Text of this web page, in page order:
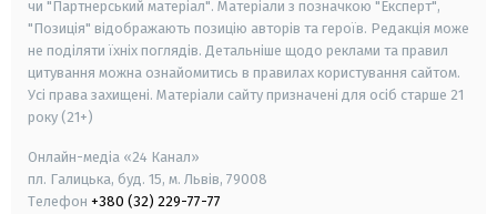
чи "Партнерський матеріал". Матеріали з позначкою "Експерт",
"Позиція" відображають позицію авторів та героїв. Редакція може
не поділяти їхніх поглядів. Детальніше щодо реклами та правил
цитування можна ознайомитись в правилах користування сайтом.
Усі права захищені. Матеріали сайту призначені для осіб старше 21
року (21+)
Онлайн-медіа «24 Канал»
пл. Галицька, буд. 15, м. Львів, 79008
Телефон +380 (32) 229-77-77